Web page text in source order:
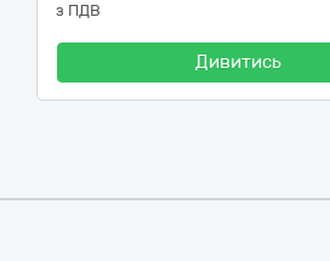
з ПДВ
Дивитись